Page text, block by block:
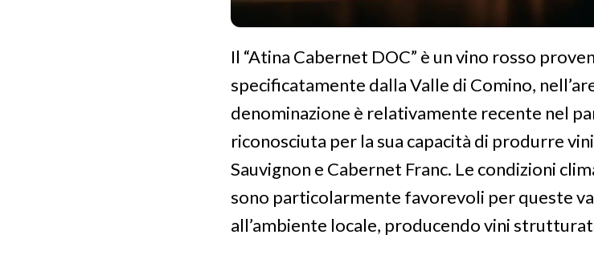
Il “Atina Cabernet DOC” è un vino rosso
specificatamente dalla Valle di Comino,
denominazione è relativamente recente nel
riconosciuta per la sua capacità di produrre
Sauvignon e Cabernet Franc. Le condizioni
sono particolarmente favorevoli per queste
all’ambiente locale, producendo vini